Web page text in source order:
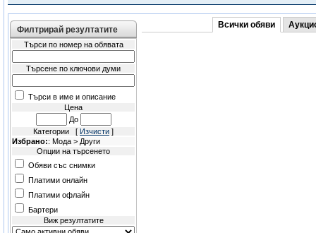
Филтрирай резултатите
Търси по номер на обявата
Търсене по ключови думи
Търси в име и описание
Цена
До
Категории [ Изчисти ]
Избрано:: Мода > Други
Опции на търсенето
Обяви със снимки
Платими онлайн
Платими офлайн
Бартери
Виж резултатите
Всички обяви